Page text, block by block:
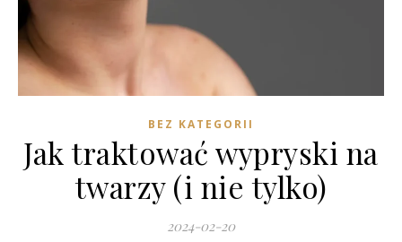
BEZ KATEGORII
Jak traktować wypryski na
twarzy (i nie tylko)
2024-02-20